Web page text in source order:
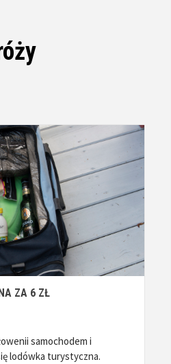
ZA 6 ZŁ
samochodem i
lodówka turystyczna.